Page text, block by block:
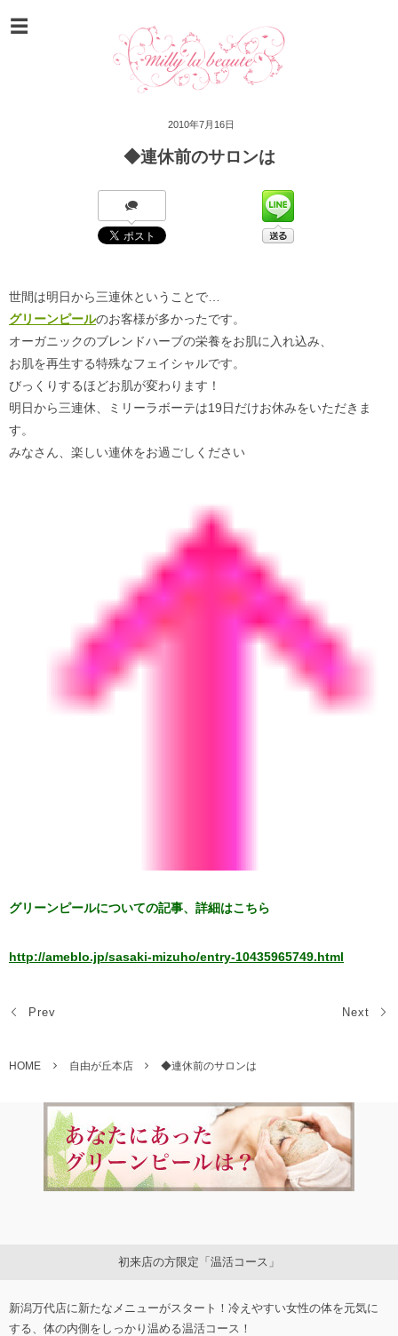
2010年7月16日
◆連休前のサロンは
世間は明日から三連休ということで…
グリーンピールのお客様が多かったです。
オーガニックのブレンドハーブの栄養をお肌に入れ込み、
お肌を再生する特殊なフェイシャルです。
びっくりするほどお肌が変わります！
明日から三連休、ミリーラボーテは19日だけお休みをいただきま
す。
みなさん、楽しい連休をお過ごしください
グリーンピールについての記事、詳細はこちら
http://ameblo.jp/sasaki-mizuho/entry-10435965749.html
Prev Next
HOME 自由が丘本店 ◆連休前のサロンは
初来店の方限定「温活コース」
新潟万代店に新たなメニューがスタート！冷えやすい女性の体を元気に
する、体の内側をしっかり温める温活コース！